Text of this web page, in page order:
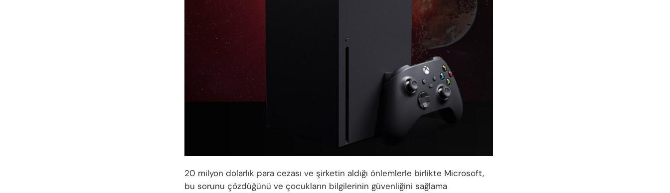
20 milyon dolarlık para cezası ve şirketin aldığı önlemlerle birlikte Microsoft,
bu sorunu çözdüğünü ve çocukların bilgilerinin güvenliğini sağlama